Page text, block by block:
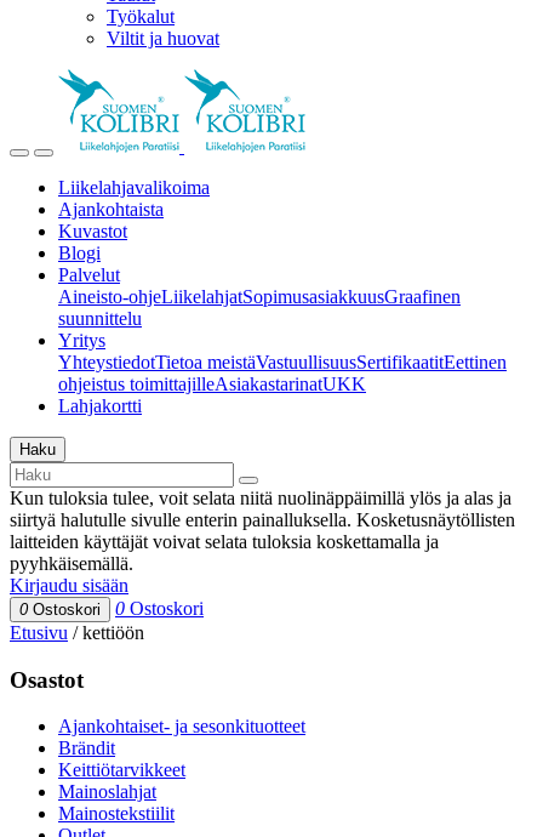
Työkalut
Viltit ja huovat
Liikelahjavalikoima
Ajankohtaista
Kuvastot
Blogi
Palvelut
Aineisto-ohjeLiikelahjatSopimusasiakkuusGraafinen
suunnittelu
Yritys
YhteystiedotTietoa meistäVastuullisuusSertifikaatitEettinen
ohjeistus toimittajilleAsiakastarinatUKK
Lahjakortti
Haku
Kun tuloksia tulee, voit selata niitä nuolinäppäimillä ylös ja alas ja
siirtyä halutulle sivulle enterin painalluksella. Kosketusnäytöllisten
laitteiden käyttäjät voivat selata tuloksia koskettamalla ja
pyyhkäisemällä.
Kirjaudu sisään
0 Ostoskori 0 Ostoskori
Etusivu /kettiöön
Osastot
Ajankohtaiset- ja sesonkituotteet
Brändit
Keittiötarvikkeet
Mainoslahjat
Mainostekstiilit